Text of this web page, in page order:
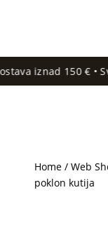
iznad 150 € •
Home/ Web
poklon kutija